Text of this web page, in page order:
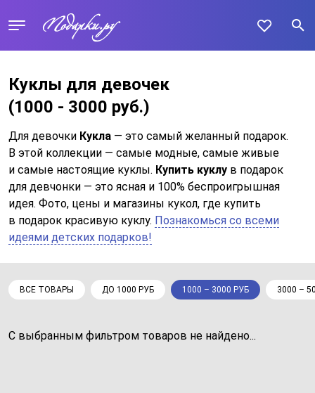
Куклы для девочек
(1000 - 3000 руб.)
Для девочки Кукла — это самый желанный подарок.
В этой коллекции — самые модные, самые живые
и самые настоящие куклы. Купить куклу в подарок
для девчонки — это ясная и 100% беспроигрышная
идея. Фото, цены и магазины кукол, где купить
в подарок красивую куклу. Познакомься со всеми
идеями детских подарков!
ВСЕ ТОВАРЫ ДО 1000 РУБ 1000 – 3000 РУБ 3000 –
С выбранным фильтром товаров не найдено...